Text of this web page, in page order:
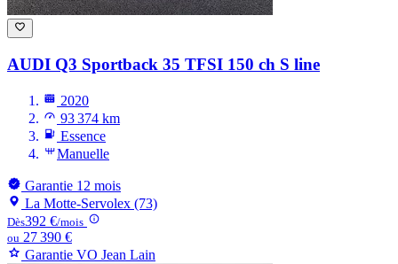
AUDI Q3 Sportback 35 TFSI 150 ch S line
2020
93 374 km
Essence
Manuelle
Garantie 12 mois
La Motte-Servolex (73)
Dès392 €/mois
ou 27 390 €
Garantie VO Jean Lain